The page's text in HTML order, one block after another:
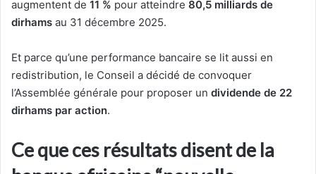
augmentent de 11 % pour atteindre 80,5 milliards de
dirhams au 31 décembre 2025.
Et parce qu’une performance bancaire se lit aussi en
redistribution, le Conseil a décidé de convoquer
l’Assemblée générale pour proposer un dividende de 22
dirhams par action.
Ce que ces résultats disent de la